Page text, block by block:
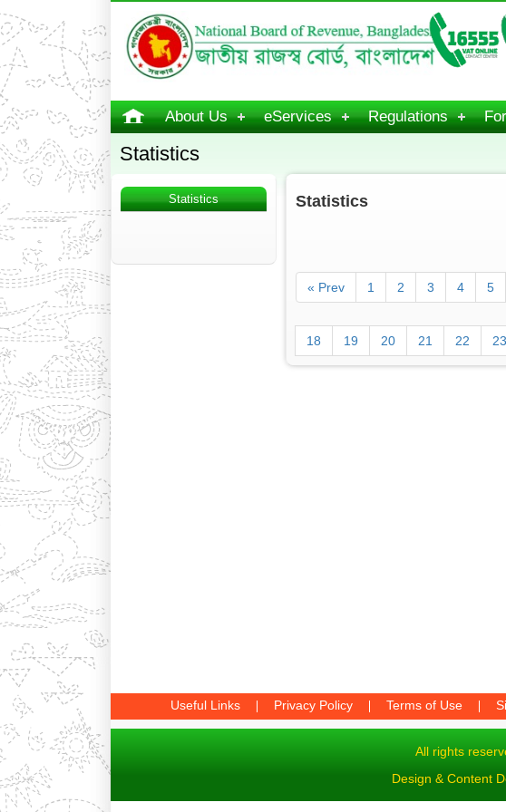
About Us eServices Regulations
Statistics
Statistics Statistics
« Prev 1 2 3 4 5
18 19 20 21 22 23
Useful Links Privacy Policy Terms of Use
All rights
Design & Content